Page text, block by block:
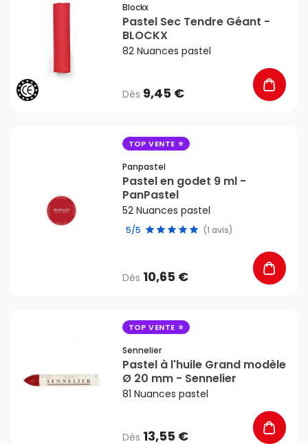
Blockx
Pastel Sec Tendre Géant -
BLOCKX
82 Nuances pastel
Dès 9,45 €
TOP VENTE
Panpastel
Pastel en godet 9 ml -
PanPastel
52 Nuances pastel
5/5 (1 avis)
Dès 10,65 €
TOP VENTE
Sennelier
Pastel à l'huile Grand modèle
Ø 20 mm - Sennelier
81 Nuances pastel
Dès 13,55 €